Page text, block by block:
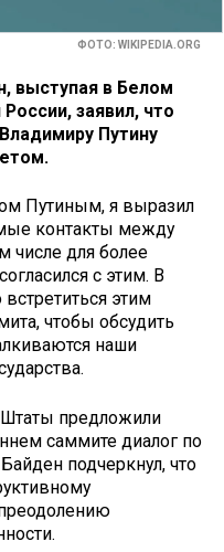
ФОТО: WIKIPEDIA.ORG
выступая в Белом
заявил, что
Путину
Путиным, я выразил
контакты между
числе для более
с этим. В
этим
чтобы обсудить
наши
предложили
саммите диалог по
подчеркнул, что